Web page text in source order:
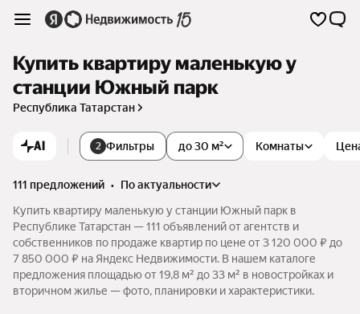
Купить квартиру маленькую у
станции Южный парк
Республика Татарстан
AI 2 Фильтры Комнаты
до 30 м²
111 предложений •
по актуальности
Купить квартиру маленькую у станции Южный парк в
Республике Татарстан — 111 объявлений от агентств и
собственников по продаже квартир по цене от 3 120 000 ₽ до
7 850 000 ₽ на Яндекс Недвижимости. В нашем каталоге
предложения площадью от 19,8 м² до 33 м² в новостройках и
вторичном жилье — фото, планировки и характеристики.